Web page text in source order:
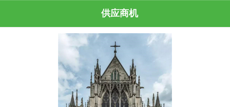
供应商机